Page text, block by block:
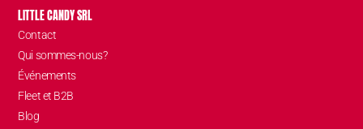
LITTLE CANDY SRL
Contact
Qui sommes-nous?
Événements
Fleet et B2B
Blog